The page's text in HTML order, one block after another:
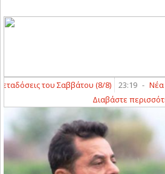
του Σαββάτου (8/8) 23:19 -
Νέα
Διαβάστε